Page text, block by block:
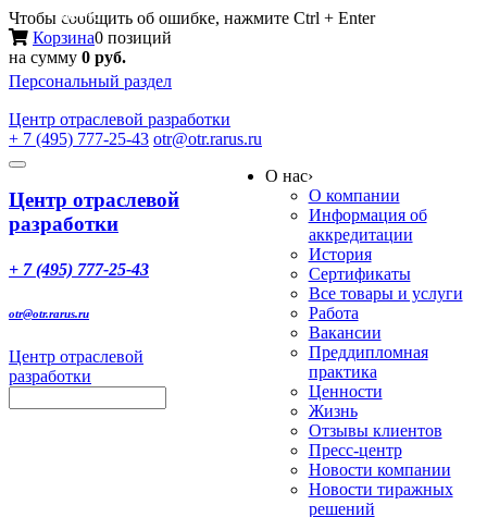
Чтобы сообщить об ошибке, нажмите Ctrl + Enter
Корзина0 позиций
на сумму 0 руб.
Персональный раздел
Центр отраслевой разработки
+ 7 (495) 777-25-43 otr@otr.rarus.ru
Toggle
Меню
Центр отраслевой
разработки
+ 7 (495) 777-25-43
otr@otr.rarus.ru
Центр отраслевой
разработки
О нас›
О компании
Информация об
аккредитации
История
Сертификаты
Все товары и услуги
Работа
Вакансии
Преддипломная
практика
Ценности
Жизнь
Отзывы клиентов
Пресс-центр
Новости компании
Новости тиражных
решений